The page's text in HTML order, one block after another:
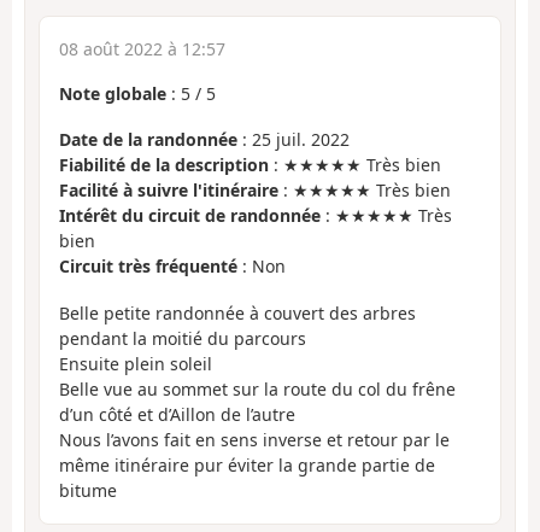
08 août 2022 à 12:57
Note globale : 5 / 5
Date de la randonnée : 25 juil. 2022
Fiabilité de la description : ★★★★★ Très bien
Facilité à suivre l'itinéraire : ★★★★★ Très bien
Intérêt du circuit de randonnée : ★★★★★ Très
bien
Circuit très fréquenté : Non
Belle petite randonnée à couvert des arbres
pendant la moitié du parcours
Ensuite plein soleil
Belle vue au sommet sur la route du col du frêne
d’un côté et d’Aillon de l’autre
Nous l’avons fait en sens inverse et retour par le
même itinéraire pur éviter la grande partie de
bitume